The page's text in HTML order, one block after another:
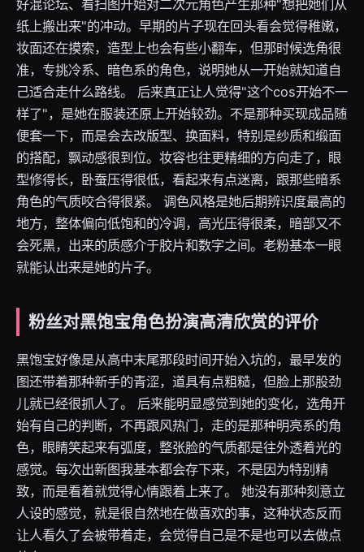
好混论坛、看扫图开始对二次元角色产生那种"想把她们从
纸上搬出来"的冲动。早期的片子现在回头看会觉得稚嫩，
妆面还在摸索，造型上也会有些小翻车，但那时候选角很
准，专挑冷系、暗色系的角色，说明她从一开始就知道自
己适合走什么路线。 后来真正让人觉得"这个cos开始不一
样了"，是她在服装还原上开始较劲。不是那种买现成品随
便套一下，而是会去改版型、换面料，特别是纱质和缎面
的搭配，飘动感很到位。妆容也往更精细的方向走了，眼
型修得长，卧蚕压得很低，看起来有点迷离，跟那些暗系
角色的气质咬合得很紧。 调色风格是她后期辨识度最高的
地方，整体偏向低饱和的冷调，高光压得很柔，暗部又不
会死黑，出来的质感介于胶片和数字之间。老粉基本一眼
就能认出来是她的片子。
粉丝对黑饱宝角色扮演高清欣赏的评价
黑饱宝好像是从高中末尾那段时间开始入坑的，最早发的
图还带着那种新手的青涩，道具有点粗糙，但脸上那股劲
儿就已经很抓人了。 后来能明显感觉到她的变化，选角开
始有自己的判断，不再跟风热门，走的是那种明亮系的角
色，眼睛笑起来有弧度，整张脸的气质都是往外透着光的
感觉。每次出新图我基本都会存下来，不是因为特别精
致，而是看着就觉得心情跟着上来了。 她没有那种刻意立
人设的感觉，就是很自然地在做喜欢的事，这种状态反而
让人看久了会被带着走，会觉得自己是不是也可以去做点